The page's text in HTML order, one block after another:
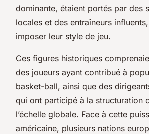
dominante, étaient portés par des
locales et des entraîneurs
imposer leur style de jeu.
Ces figures historiques
des joueurs ayant contribué à
basket-ball, ainsi que des
qui ont participé à la structuration
l’échelle globale. Face à cette
américaine, plusieurs nations